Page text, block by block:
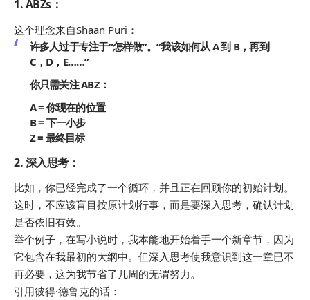
1.ABZs：
这个理念来自Shaan Puri：
许多人过于专注于“怎样做”。”我该如何从 A 到 B，再到
C，D，E……”
你只需关注 ABZ：
A = 你现在的位置
B = 下一小步
Z = 最终目标
2.深入思考：
比如，你已经完成了一个循环，并且正在回顾你的初始计划。
这时，不应该盲目按原计划行事，而是要深入思考，确认计划
是否依旧有效。
举个例子，在写小说时，我本能地开始着手一个新章节，因为
它包含在我最初的大纲中。但深入思考使我意识到这一章已不
再必要，这为我节省了几周的无谓努力。
引用彼得·德鲁克的话：